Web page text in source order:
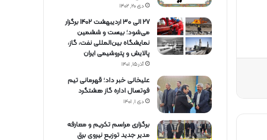
دی ۲۰, ۱۴۰۲
27 الی 30 اردیبهشت 1402 برگزار
می‌شود؛ بیست و ششمین
نمایشگاه بین‌المللی نفت، گاز،
پالایش و پتروشیمی ایران
آذر ۱۵, ۱۴۰۱
علیخانی خبر داد؛ قهرمانی تیم
فوتسال اداره گاز هشتگرد
دی ۱, ۱۴۰۱
برگزاری مراسم تكریم و معارفه
مدیر جدید توزیع نیروی برق